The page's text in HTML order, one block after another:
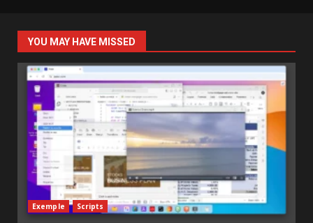
YOU MAY HAVE MISSED
Exemple Scripts